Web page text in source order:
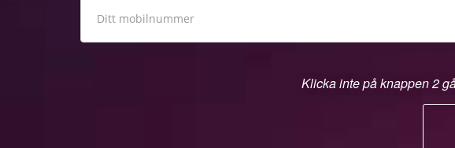
Klicka inte på knappen 2